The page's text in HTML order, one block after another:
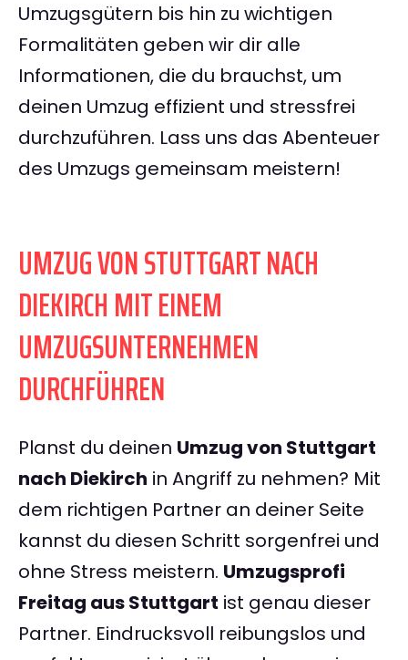
Umzugsgütern bis hin zu wichtigen
Formalitäten geben wir dir alle
Informationen, die du brauchst, um
deinen Umzug effizient und stressfrei
durchzuführen. Lass uns das Abenteuer
des Umzugs gemeinsam meistern!
UMZUG VON STUTTGART NACH
DIEKIRCH MIT EINEM
UMZUGSUNTERNEHMEN
DURCHFÜHREN
Planst du deinen Umzug von Stuttgart
nach Diekirch in Angriff zu nehmen? Mit
dem richtigen Partner an deiner Seite
kannst du diesen Schritt sorgenfrei und
ohne Stress meistern. Umzugsprofi
Freitag aus Stuttgart ist genau dieser
Partner. Eindrucksvoll reibungslos und